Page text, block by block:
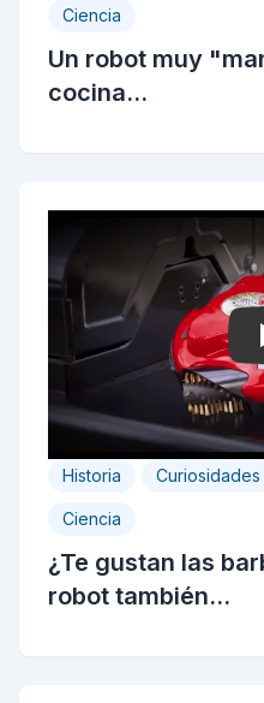
Ciencia
Un robot muy
cocina...
Historia Curiosidades
Ciencia
¿Te gustan las
robot también...